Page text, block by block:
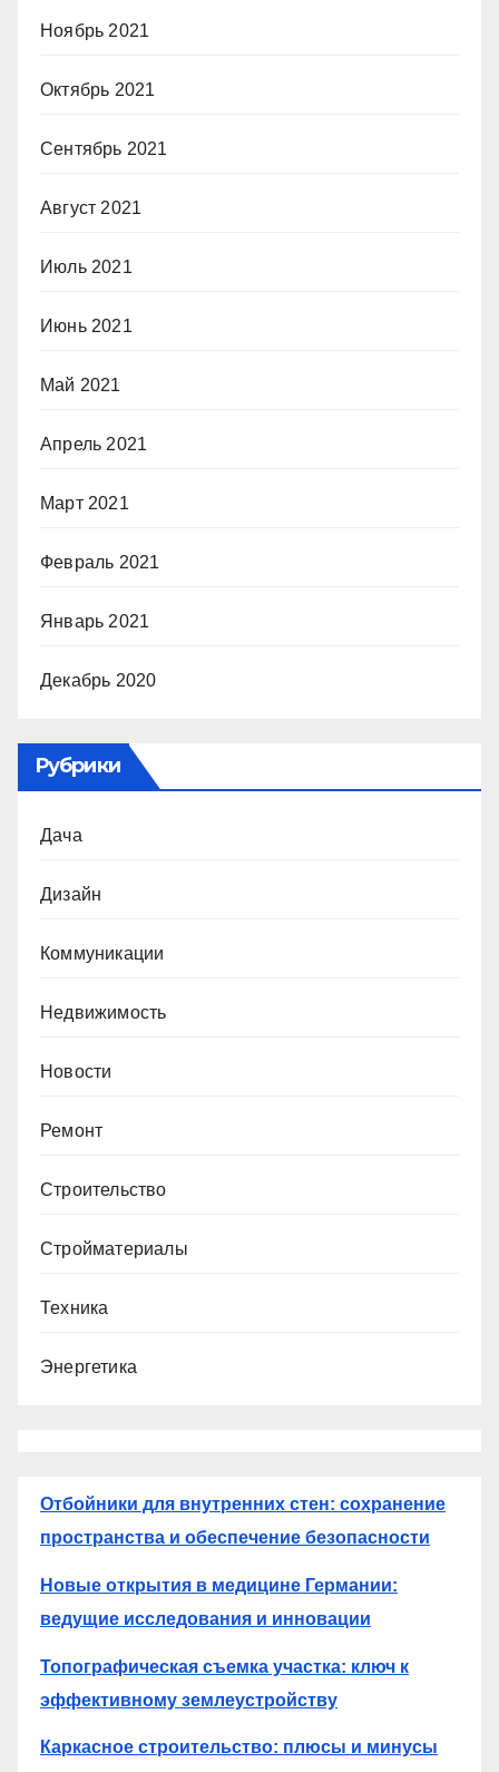
Ноябрь 2021
Октябрь 2021
Сентябрь 2021
Август 2021
Июль 2021
Июнь 2021
Май 2021
Апрель 2021
Март 2021
Февраль 2021
Январь 2021
Декабрь 2020
Рубрики
Дача
Дизайн
Коммуникации
Недвижимость
Новости
Ремонт
Строительство
Стройматериалы
Техника
Энергетика
Отбойники для внутренних стен: сохранение
пространства и обеспечение безопасности
Новые открытия в медицине Германии:
ведущие исследования и инновации
Топографическая съемка участка: ключ к
эффективному землеустройству
Каркасное строительство: плюсы и минусы